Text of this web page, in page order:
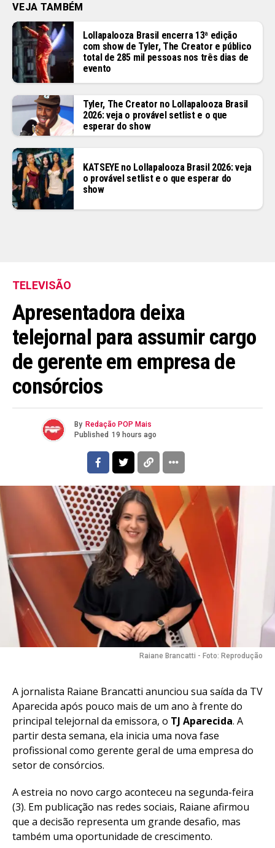
VEJA TAMBÉM
Lollapalooza Brasil encerra 13ª edição
com show de Tyler, The Creator e público
total de 285 mil pessoas nos três dias de
evento
Tyler, The Creator no Lollapalooza Brasil
2026: veja o provável setlist e o que
esperar do show
KATSEYE no Lollapalooza Brasil 2026: veja
o provável setlist e o que esperar do
show
TELEVISÃO
Apresentadora deixa
telejornal para assumir cargo
de gerente em empresa de
consórcios
By Redação POP Mais
Published 19 hours ago
Raiane Brancatti - Foto: Reprodução
A jornalista Raiane Brancatti anunciou sua saída da TV
Aparecida após pouco mais de um ano à frente do
principal telejornal da emissora, o TJ Aparecida. A
partir desta semana, ela inicia uma nova fase
profissional como gerente geral de uma empresa do
setor de consórcios.
A estreia no novo cargo aconteceu na segunda-feira
(3). Em publicação nas redes sociais, Raiane afirmou
que a decisão representa um grande desafio, mas
também uma oportunidade de crescimento.